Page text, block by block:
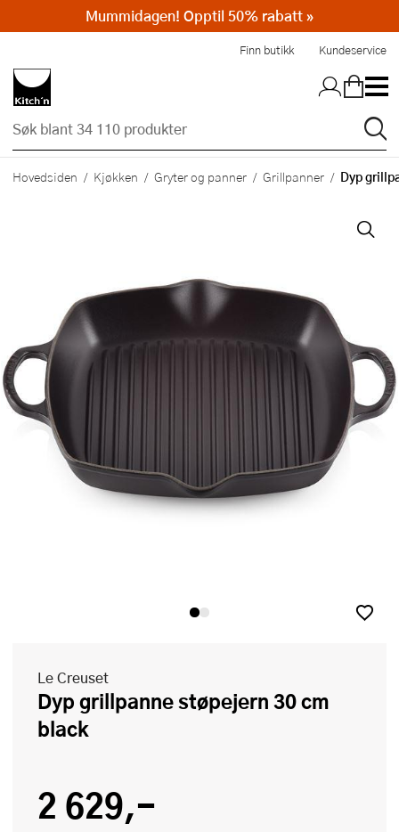
Finn butikk Kundeservice
Hovedsiden Kjøkken Gryter og panner Grillpanner Dyp
Le Creuset
Dyp grillpanne støpejern 30 cm
black
2 629,-
Mummidagen! Opptil 50% rabatt »